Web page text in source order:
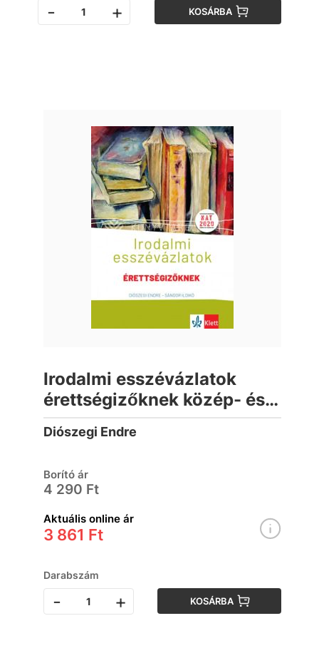
- + KOSÁRBA
Irodalmi esszévázlatok
érettségizőknek közép- és
emelt szinten
Diószegi Endre
Borító ár
4 290 Ft
Aktuális online ár
3 861 Ft
Darabszám
- + KOSÁRBA